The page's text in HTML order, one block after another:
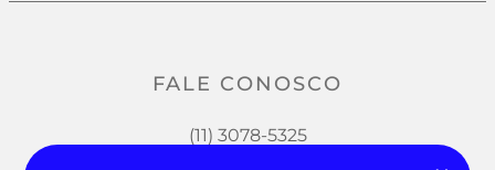
FALE CONOSCO
(11) 3078-5325